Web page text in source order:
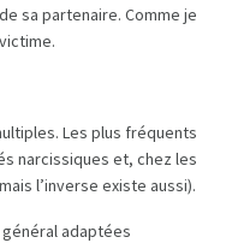
sa partenaire. Comme je
Les plus fréquents
narcissiques et, chez les
l’inverse existe aussi).
adaptées